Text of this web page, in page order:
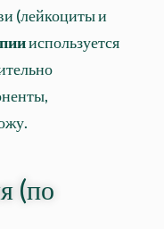
(лейкоциты и
используется
(по